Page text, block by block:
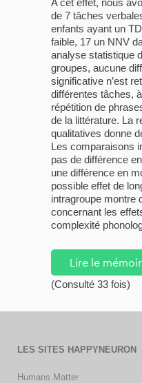
A cet effet, nous
de 7 tâches
enfants ayant un
faible, 17 un NNV
analyse statistique
groupes, aucune
significative n’est
différentes tâches,
répétition de
de la littérature. La
qualitatives donne
Les comparaisons
pas de différence
une différence en
possible effet de
intragroupe montre
concernant les
complexité
Lire le
(Consulté 33 fois)
LES SITES HAPPYNEURON
Humans Matter